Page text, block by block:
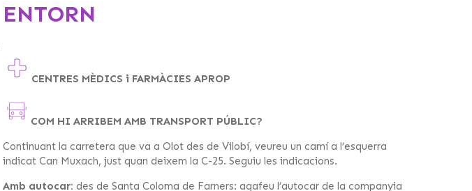
ENTORN
CENTRES MÈDICS i FARMÀCIES APROP
COM HI ARRIBEM AMB TRANSPORT PÚBLIC?
Continuant la carretera que va a Olot des de Vilobí, veureu un camí a l’esquerra
indicat Can Muxach, just quan deixem la C-25. Seguiu les indicacions.
Amb autocar: des de Santa Coloma de Farners: agafeu l’autocar de la companyia